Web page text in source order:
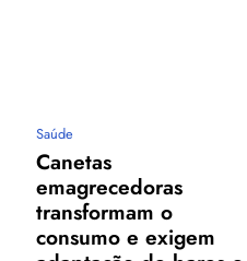
Saúde
Canetas
emagrecedoras
transformam o
consumo e exigem